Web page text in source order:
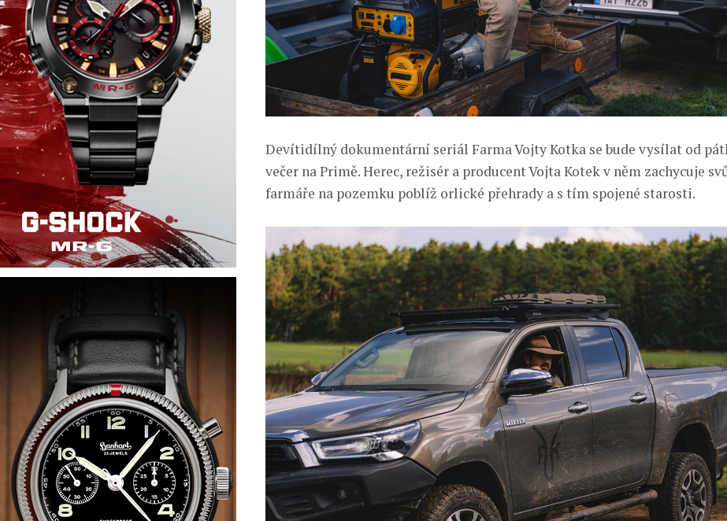
Devítidílný dokumentární seriál Farma Vojty Kotka se bude vysílat od
večer na Primě. Herec, režisér a producent Vojta Kotek v něm zachycuje
farmáře na pozemku poblíž orlické přehrady a s tím spojené starosti.